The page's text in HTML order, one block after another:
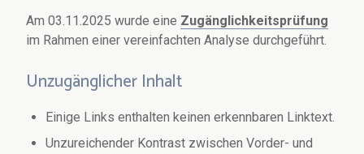
Am 03.11.2025 wurde eine Zugänglichkeitsprüfung
im Rahmen einer vereinfachten Analyse durchgeführt.
Unzugänglicher Inhalt
Einige Links enthalten keinen erkennbaren Linktext.
Unzureichender Kontrast zwischen Vorder- und